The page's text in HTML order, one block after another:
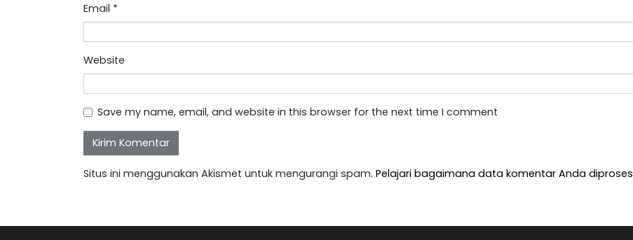
Email *
Website
Save my name, email, and website in this browser for the next time I comment
Situs ini menggunakan Akismet untuk mengurangi spam. Pelajari bagaimana data komentar Anda diproses